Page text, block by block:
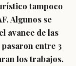
tampoco
Algunos se
avance de las
entre 3
los trabajos.